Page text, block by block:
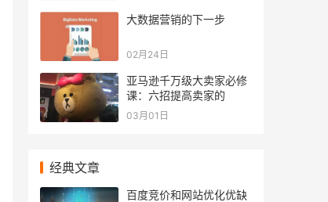
大数据营销的下一步
02月24日
亚马逊千万级大卖家必修
课：六招提高卖家的
03月01日
经典文章
百度竞价和网站优化优缺